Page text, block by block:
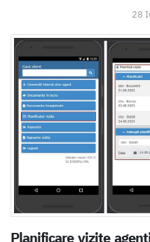
28
Planificare vizite